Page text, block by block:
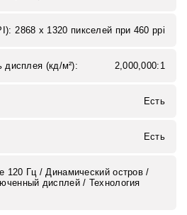
2868 x 1320 пикселей при 460 ppi
дисплея (кд/м²): 2,000,000:1
Есть
Есть
120 Гц / Динамический остров /
дисплей / Технология